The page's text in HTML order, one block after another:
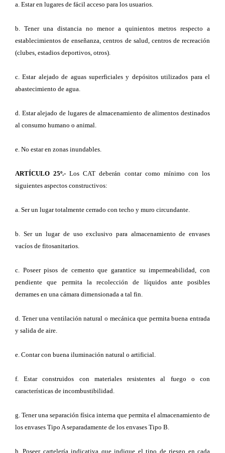
a. Estar en lugares de fácil acceso para los usuarios.
b. Tener una distancia no menor a quinientos metros respecto a
establecimientos de enseñanza, centros de salud, centros de recreación
(clubes, estadios deportivos, otros).
c. Estar alejado de aguas superficiales y depósitos utilizados para el
abastecimiento de agua.
d. Estar alejado de lugares de almacenamiento de alimentos destinados
al consumo humano o animal.
e. No estar en zonas inundables.
ARTÍCULO 25º.- Los CAT deberán contar como mínimo con los
siguientes aspectos constructivos:
a. Ser un lugar totalmente cerrado con techo y muro circundante.
b. Ser un lugar de uso exclusivo para almacenamiento de envases
vacíos de fitosanitarios.
c. Poseer pisos de cemento que garantice su impermeabilidad, con
pendiente que permita la recolección de líquidos ante posibles
derrames en una cámara dimensionada a tal fin.
d. Tener una ventilación natural o mecánica que permita buena entrada
y salida de aire.
e. Contar con buena iluminación natural o artificial.
f. Estar construidos con materiales resistentes al fuego o con
características de incombustibilidad.
g. Tener una separación física interna que permita el almacenamiento de
los envases Tipo A separadamente de los envases Tipo B.
h. Poseer cartelería indicativa que indique el tipo de riesgo en cada